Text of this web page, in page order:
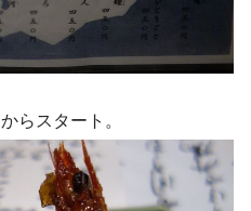
からスタート。